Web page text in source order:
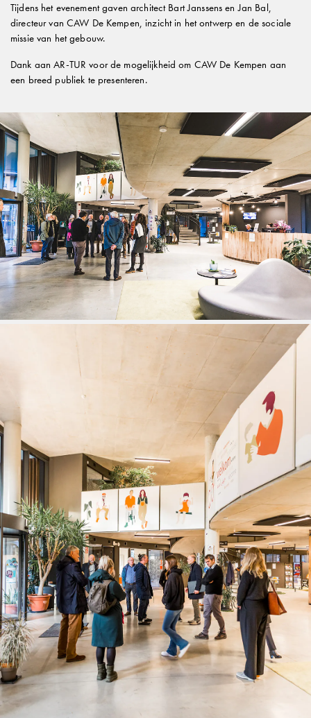
De Voorzienigheid in Herentals: een historisch
gebouw krijgt een nieuwe toekomst
26 FEB 2026
Herdruk en vertaling boek 'Turnhoutse School' - De
financiering is rond!
Een ruwe diamant voor Lommel SK
24 OCT 2025
Tijdens het evenement gaven architect Bart Janssens en Jan Bal,
directeur van CAW De Kempen, inzicht in het ontwerp en de sociale
missie van het gebouw.
Dank aan AR-TUR voor de mogelijkheid om CAW De Kempen aan
een breed publiek te presenteren.